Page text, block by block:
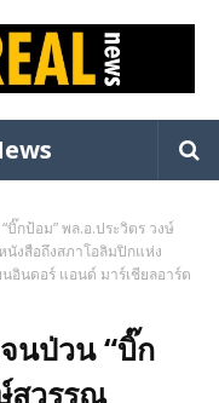
กป้อม” พล.อ.ประวิตร วงษ์
งสือถึงสภาโอลิมปิกแห่ง
นอินดอร์ แอนด์ มาร์เชียลอาร์ต
นป่วน “บิ๊ก
สุวรรณ